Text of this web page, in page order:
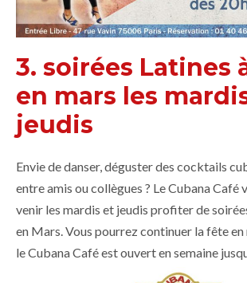
3. soirées Latines
en mars les
jeudis
Envie de danser, déguster des cocktails
entre amis ou collègues ? Le Cubana Café
venir les mardis et jeudis profiter de
en Mars. Vous pourrez continuer la fête en
le Cubana Café est ouvert en semaine